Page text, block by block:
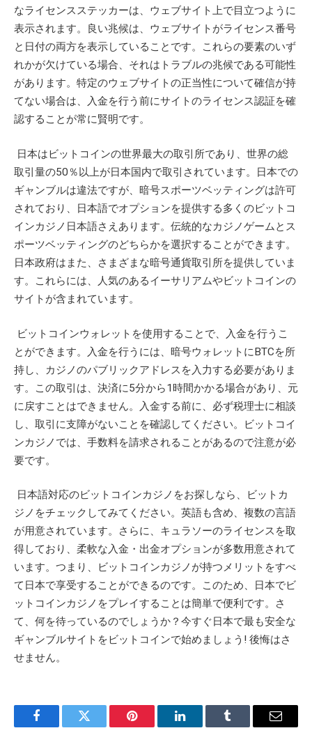
なライセンスステッカーは、ウェブサイト上で目立つように
表示されます。良い兆候は、ウェブサイトがライセンス番号
と日付の両方を表示していることです。これらの要素のいず
れかが欠けている場合、それはトラブルの兆候である可能性
があります。特定のウェブサイトの正当性について確信が持
てない場合は、入金を行う前にサイトのライセンス認証を確
認することが常に賢明です。
日本はビットコインの世界最大の取引所であり、世界の総
取引量の50％以上が日本国内で取引されています。日本での
ギャンブルは違法ですが、暗号スポーツベッティングは許可
されており、日本語でオプションを提供する多くのビットコ
インカジノ日本語さえあります。伝統的なカジノゲームとス
ポーツベッティングのどちらかを選択することができます。
日本政府はまた、さまざまな暗号通貨取引所を提供していま
す。これらには、人気のあるイーサリアムやビットコインの
サイトが含まれています。
ビットコインウォレットを使用することで、入金を行うこ
とができます。入金を行うには、暗号ウォレットにBTCを所
持し、カジノのパブリックアドレスを入力する必要がありま
す。この取引は、決済に5分から1時間かかる場合があり、元
に戻すことはできません。入金する前に、必ず税理士に相談
し、取引に支障がないことを確認してください。ビットコイ
ンカジノでは、手数料を請求されることがあるので注意が必
要です。
日本語対応のビットコインカジノをお探しなら、ビットカ
ジノをチェックしてみてください。英語も含め、複数の言語
が用意されています。さらに、キュラソーのライセンスを取
得しており、柔軟な入金・出金オプションが多数用意されて
います。つまり、ビットコインカジノが持つメリットをすべ
て日本で享受することができるのです。このため、日本でビ
ットコインカジノをプレイすることは簡単で便利です。さ
て、何を待っているのでしょうか？今すぐ日本で最も安全な
ギャンブルサイトをビットコインで始めましょう! 後悔はさ
せません。
FacebookTwitter Pinterest LinkedInTumblr Email